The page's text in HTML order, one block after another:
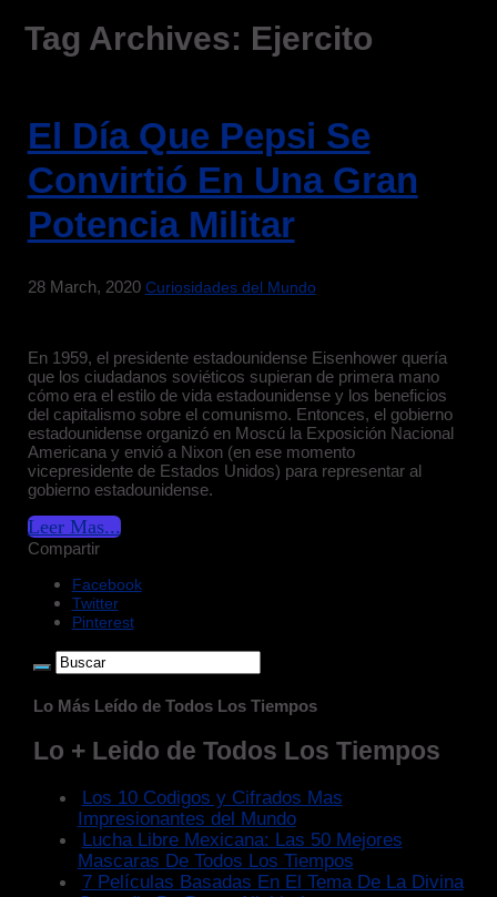
Tag Archives: Ejercito
El Día Que Pepsi Se
Convirtió En Una Gran
Potencia Militar
28 March, 2020 Curiosidades del Mundo
En 1959, el presidente estadounidense Eisenhower quería
que los ciudadanos soviéticos supieran de primera mano
cómo era el estilo de vida estadounidense y los beneficios
del capitalismo sobre el comunismo. Entonces, el gobierno
estadounidense organizó en Moscú la Exposición Nacional
Americana y envió a Nixon (en ese momento
vicepresidente de Estados Unidos) para representar al
gobierno estadounidense.
Leer Mas...
Compartir
Facebook
Twitter
Pinterest
Lo Más Leído de Todos Los Tiempos
Lo + Leido de Todos Los Tiempos
Los 10 Codigos y Cifrados Mas
Impresionantes del Mundo
Lucha Libre Mexicana: Las 50 Mejores
Mascaras De Todos Los Tiempos
7 Películas Basadas En El Tema De La Divina